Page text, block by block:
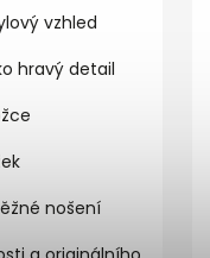
vzhled
hravý detail
nošení